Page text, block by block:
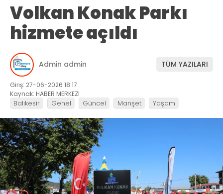
Volkan Konak Parkı
hizmete açıldı
Admin admin TÜM YAZILARI
Giriş: 27-06-2026 18:17
Kaynak: HABER MERKEZİ
Balıkesir Genel Güncel Manşet Yaşam